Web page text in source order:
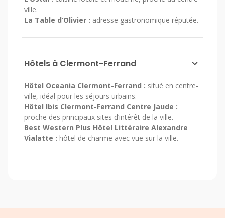
ville.
La Table d’Olivier : adresse gastronomique réputée.
Hôtels à Clermont-Ferrand
Hôtel Oceania Clermont-Ferrand : situé en centre-
ville, idéal pour les séjours urbains.
Hôtel Ibis Clermont-Ferrand Centre Jaude :
proche des principaux sites d’intérêt de la ville.
Best Western Plus Hôtel Littéraire Alexandre
Vialatte : hôtel de charme avec vue sur la ville.